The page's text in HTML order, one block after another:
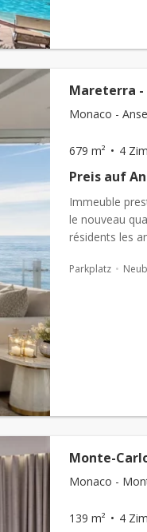
Mareterra
Monaco -
679 m² 4
Preis auf
Immeuble
le nouveau
résidents les
Parkplatz
Monte-
Monaco -
139 m² 4